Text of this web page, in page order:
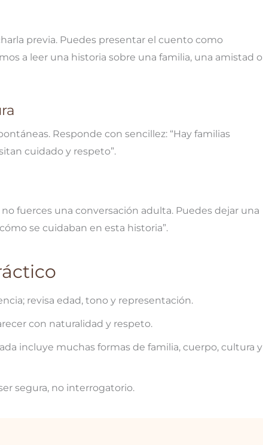
previa. Puedes presentar el cuento como
a leer una historia sobre una familia, una amistad o
Responde con sencillez: “Hay familias
cuidado y respeto”.
fuerces una conversación adulta. Puedes dejar una
se cuidaban en esta historia”.
revisa edad, tono y representación.
con naturalidad y respeto.
incluye muchas formas de familia, cuerpo, cultura y
segura, no interrogatorio.